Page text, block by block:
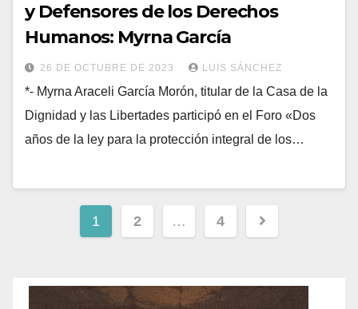
y Defensores de los Derechos
Humanos: Myrna García
26 DE OCTUBRE DE 2023 LUIS SÁNCHEZ
*- Myrna Araceli García Morón, titular de la Casa de la
Dignidad y las Libertades participó en el Foro «Dos
años de la ley para la protección integral de los…
1 2 … 4